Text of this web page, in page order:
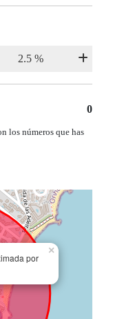
0
los números que has
por
×